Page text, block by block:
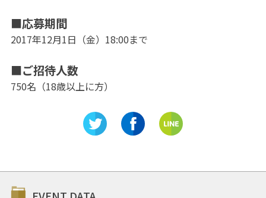
■応募期間
2017年12月1日（金）18:00まで
■ご招待人数
750名（18歳以上に方）